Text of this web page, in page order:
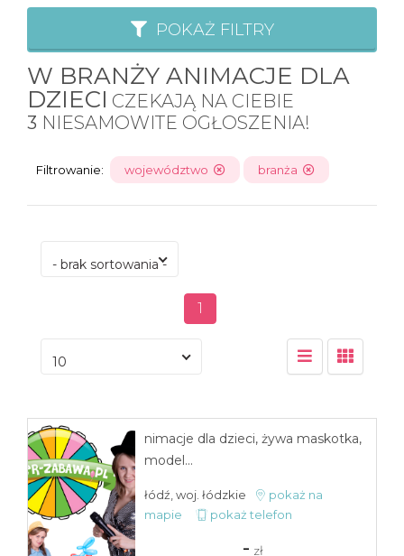
POKAŻ FILTRY
W BRANŻY ANIMACJE DLA
DZIECI CZEKAJĄ NA CIEBIE
3 NIESAMOWITE OGŁOSZENIA!
Filtrowanie: województwo branża
- brak sortowania -
1
10
nimacje dla dzieci, żywa maskotka,
model...
łódź, woj. łódzkie
pokaż na
mapie
pokaż telefon
- zł